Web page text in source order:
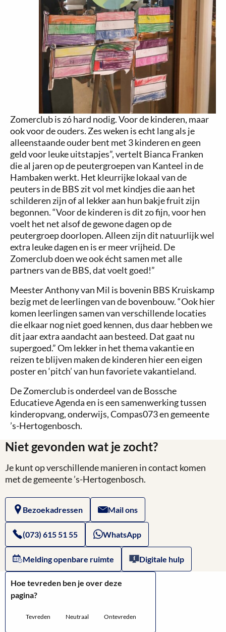
Zomerclub is zó hard nodig. Voor de kinderen, maar
ook voor de ouders. Zes weken is echt lang als je
alleenstaande ouder bent met 3 kinderen en geen
geld voor leuke uitstapjes”, vertelt Bianca Franken
die al jaren op de peutergroepen van Kanteel in de
Hambaken werkt. Het kleurrijke lokaal van de
peuters in de BBS zit vol met kindjes die aan het
schilderen zijn of al lekker aan hun bakje fruit zijn
begonnen. “Voor de kinderen is dit zo fijn, voor hen
voelt het net alsof de gewone dagen op de
peutergroep doorlopen. Alleen zijn dit natuurlijk wel
extra leuke dagen en is er meer vrijheid. De
Zomerclub doen we ook écht samen met alle
partners van de BBS, dat voelt goed!”
Meester Anthony van Mil is bovenin BBS Kruiskamp
bezig met de leerlingen van de bovenbouw. “Ook hier
komen leerlingen samen van verschillende locaties
die elkaar nog niet goed kennen, dus daar hebben we
dit jaar extra aandacht aan besteed. Dat gaat nu
supergoed.” Om lekker in het thema vakantie en
reizen te blijven maken de kinderen hier een eigen
poster en ‘pitch’ van hun favoriete vakantieland.
De Zomerclub is onderdeel van de Bossche
Educatieve Agenda en is een samenwerking tussen
kinderopvang, onderwijs, Compas073 en gemeente
’s-Hertogenbosch.
Niet gevonden wat je zocht?
Je kunt op verschillende manieren in contact komen
met de gemeente ’s-Hertogenbosch.
Bezoekadressen Mail ons
(073) 615 51 55 WhatsApp
Melding openbare ruimte Digitale hulp
Hoe tevreden ben je over deze
pagina?
Tevreden Neutraal Ontevreden